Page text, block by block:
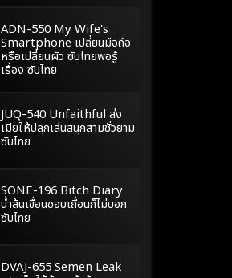
ADN-550 My Wife's
Smartphone เปลี่ยนมือถือ
หรือเปลี่ยนผัว ซับไทยพอรู้
เรื่อง ซับไทย
JUQ-540 Unfaithful ส่ง
เมียให้ปลุกเล่นสนุกสามชั่วยาม
ซับไทย
SONE-196 Bitch Diary
น้ำล้นเขื่อนชอบเถื่อนก็ไม่บอก
ซับไทย
DVAJ-655 Semen Leak